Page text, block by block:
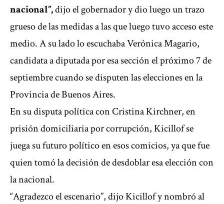
nacional”,dijo el gobernador y dio luego un trazo
grueso de las medidas a las que luego tuvo acceso este
medio. A su lado lo escuchaba Verónica Magario,
candidata a diputada por esa sección el próximo 7 de
septiembre cuando se disputen las elecciones en la
Provincia de Buenos Aires.
En su disputa política con Cristina Kirchner, en
prisión domiciliaria por corrupción, Kicillof se
juega su futuro político en esos comicios, ya que fue
quien tomó la decisión de desdoblar esa elección con
la nacional.
“Agradezco el escenario”, dijo Kicillof y nombró al